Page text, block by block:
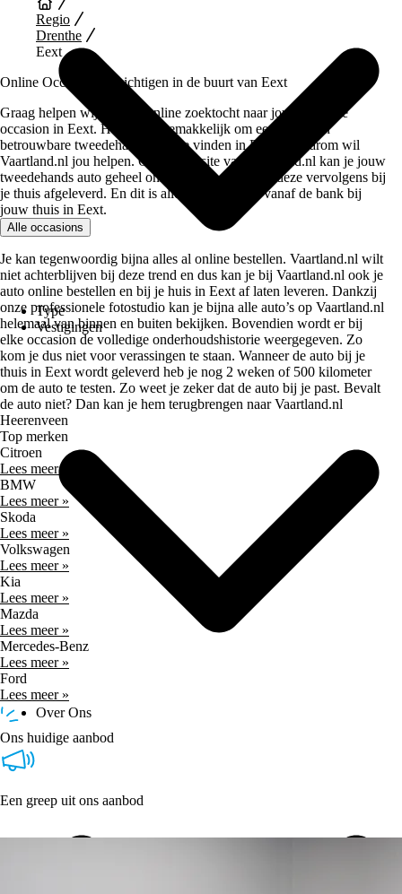
Type
Vestigingen
Over Ons
Regio
Drenthe
Eext
Online Occasions bezichtigen in de buurt van Eext
Graag helpen wij je bij je online zoektocht naar jouw perfecte
occasion in Eext. Het is niet gemakkelijk om een goede en
betrouwbare tweedehands auto te vinden in Eext en daarom wil
Vaartland.nl jou helpen. Op de website van Vaartland.nl kan je jouw
tweedehands auto geheel online kopen en wordt deze vervolgens bij
je thuis afgeleverd. En dit is allemaal mogelijk vanaf de bank bij
jouw thuis in Eext.
Alle occasions
Je kan tegenwoordig bijna alles al online bestellen. Vaartland.nl wilt
niet achterblijven bij deze trend en dus kan je bij Vaartland.nl ook je
auto online bestellen en bij je huis in Eext af laten leveren. Dankzij
onze professionele fotostudio kan je bijna alle auto’s op Vaartland.nl
helemaal van binnen en buiten bekijken. Bovendien wordt er bij
elke occasion de volledige onderhoudshistorie weergegeven. Zo
kom je dus niet voor verassingen te staan. Wanneer de auto bij je
thuis in Eext wordt geleverd heb je nog 2 weken of 500 kilometer
om de auto te testen. Zo weet je zeker dat de auto bij je past. Bevalt
de auto niet? Dan kan je hem terugbrengen naar Vaartland.nl
Heerenveen
Top merken
Citroen
Lees meer »
BMW
Lees meer »
Skoda
Lees meer »
Volkswagen
Lees meer »
Kia
Lees meer »
Mazda
Lees meer »
Mercedes-Benz
Lees meer »
Ford
Lees meer »
Ons huidige aanbod
Een greep uit ons aanbod